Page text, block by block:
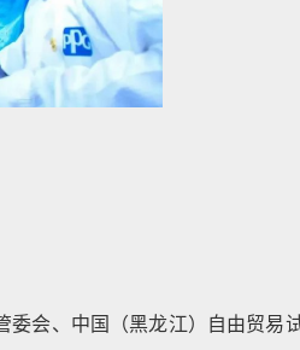
委会、中国（黑龙江）自由贸易